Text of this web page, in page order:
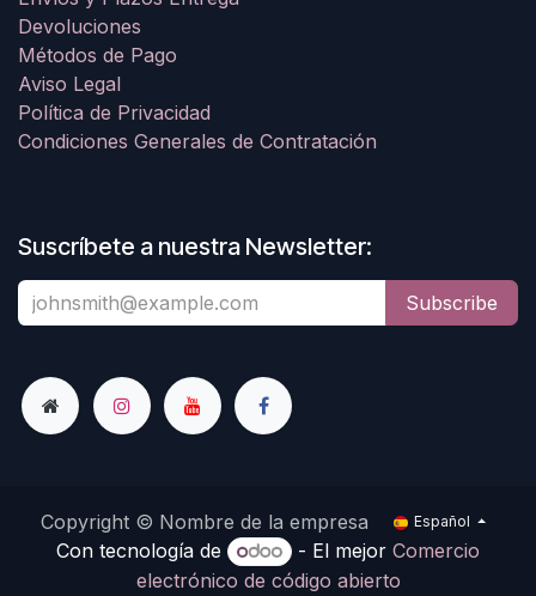
Devoluciones
Métodos de Pago
Aviso Legal
Política de Privacidad
Condiciones Generales de Contratación
Suscríbete a nuestra Newsletter:
Subscribe
Copyright © Nombre de la empresa Español
Con tecnología de - El mejorComercio
electrónico de código abierto